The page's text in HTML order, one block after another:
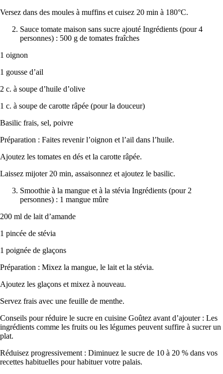
Versez dans des moules à muffins et cuisez 20 min à 180°C.
Sauce tomate maison sans sucre ajouté Ingrédients (pour 4
personnes) : 500 g de tomates fraîches
1 oignon
1 gousse d’ail
2 c. à soupe d’huile d’olive
1 c. à soupe de carotte râpée (pour la douceur)
Basilic frais, sel, poivre
Préparation : Faites revenir l’oignon et l’ail dans l’huile.
Ajoutez les tomates en dés et la carotte râpée.
Laissez mijoter 20 min, assaisonnez et ajoutez le basilic.
Smoothie à la mangue et à la stévia Ingrédients (pour 2
personnes) : 1 mangue mûre
200 ml de lait d’amande
1 pincée de stévia
1 poignée de glaçons
Préparation : Mixez la mangue, le lait et la stévia.
Ajoutez les glaçons et mixez à nouveau.
Servez frais avec une feuille de menthe.
Conseils pour réduire le sucre en cuisine Goûtez avant d’ajouter : Les
ingrédients comme les fruits ou les légumes peuvent suffire à sucrer un
plat.
Réduisez progressivement : Diminuez le sucre de 10 à 20 % dans vos
recettes habituelles pour habituer votre palais.